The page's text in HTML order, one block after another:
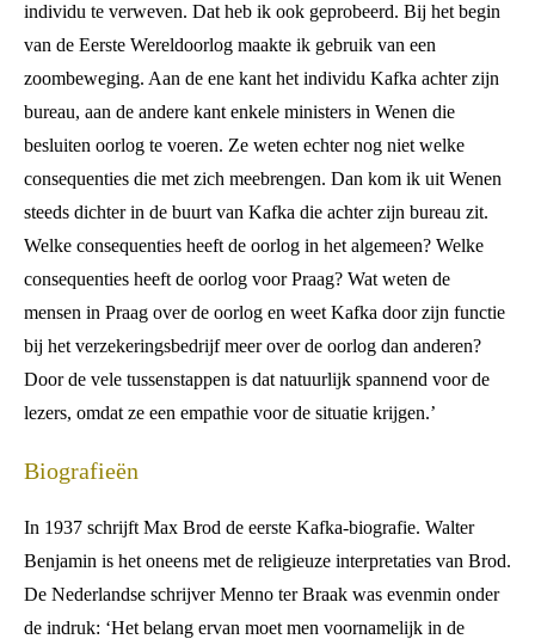
individu te verweven. Dat heb ik ook geprobeerd. Bij het begin
van de Eerste Wereldoorlog maakte ik gebruik van een
zoombeweging. Aan de ene kant het individu Kafka achter zijn
bureau, aan de andere kant enkele ministers in Wenen die
besluiten oorlog te voeren. Ze weten echter nog niet welke
consequenties die met zich meebrengen. Dan kom ik uit Wenen
steeds dichter in de buurt van Kafka die achter zijn bureau zit.
Welke consequenties heeft de oorlog in het algemeen? Welke
consequenties heeft de oorlog voor Praag? Wat weten de
mensen in Praag over de oorlog en weet Kafka door zijn functie
bij het verzekeringsbedrijf meer over de oorlog dan anderen?
Door de vele tussenstappen is dat natuurlijk spannend voor de
lezers, omdat ze een empathie voor de situatie krijgen.’
Biografieën
In 1937 schrijft Max Brod de eerste Kafka-biografie. Walter
Benjamin is het oneens met de religieuze interpretaties van Brod.
De Nederlandse schrijver Menno ter Braak was evenmin onder
de indruk: ‘Het belang ervan moet men voornamelijk in de